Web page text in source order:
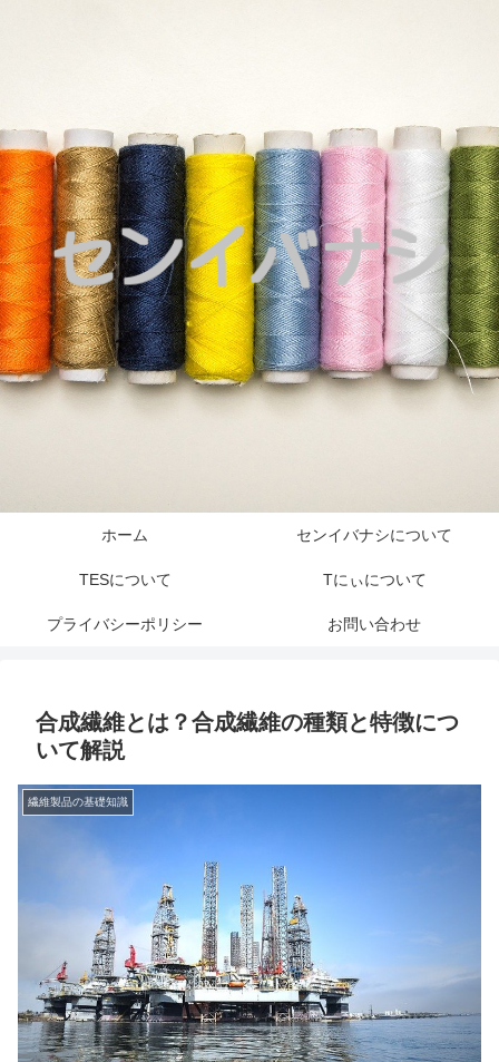
ホーム センイバナシについて
TESについて Tにぃについて
プライバシーポリシー お問い合わせ
合成繊維とは？合成繊維の種類と特徴につ
いて解説
繊維製品の基礎知識